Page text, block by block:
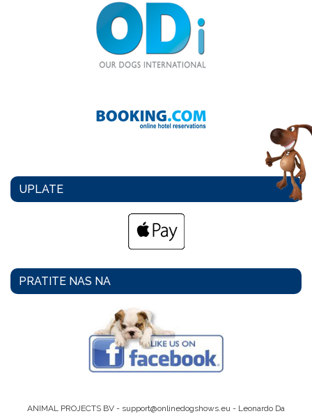
UPLATE
PRATITE NAS NA
ANIMAL PROJECTS BV - support@onlinedogshows.eu - Leonardo Da